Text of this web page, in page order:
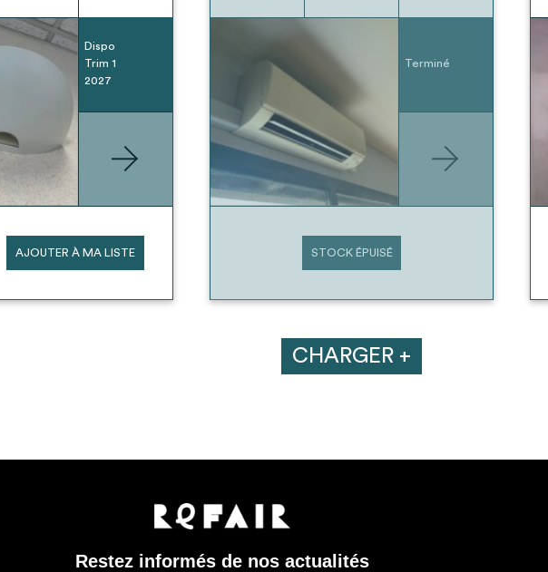
Dispo
Trim 1
2027
AJOUTER À MA LISTE
Terminé
STOCK ÉPUISÉ
CHARGER +
Restez informés de nos actualités